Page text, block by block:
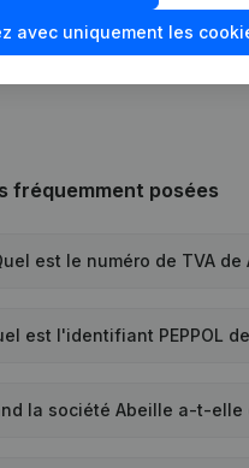
2016
Rubrique
Personne Morale,
fréquemment posées
est le numéro de TVA de
est l'identifiant PEPPOL
la société Abeille a-t-elle
avec uniquement les